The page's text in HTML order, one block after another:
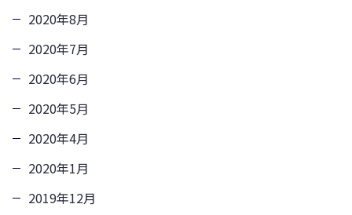
2020年8月
2020年7月
2020年6月
2020年5月
2020年4月
2020年1月
2019年12月